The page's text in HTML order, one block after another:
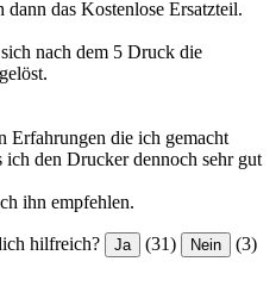
das Kostenlose Ersatzteil.
nach dem 5 Druck die
Erfahrungen die ich gemacht
ich den Drucker dennoch sehr gut
ihn empfehlen.
hilfreich? Ja (31) Nein (3)